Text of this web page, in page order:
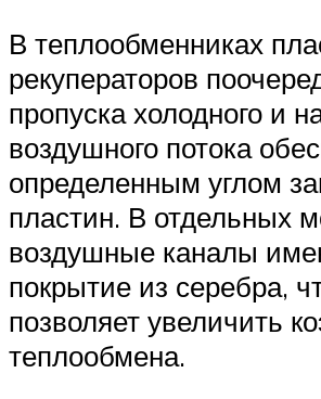
В теплообменниках
рекуператоров
пропуска холодного и
воздушного потока
определенным углом
пластин. В отдельных
воздушные каналы
покрытие из серебра,
позволяет увеличить
теплообмена.